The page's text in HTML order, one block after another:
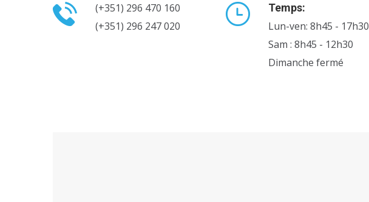
(+351) 296 470 160
(+351) 296 247 020
Temps:
Lun-ven: 8h45 - 17h30
Sam : 8h45 - 12h30
Dimanche fermé